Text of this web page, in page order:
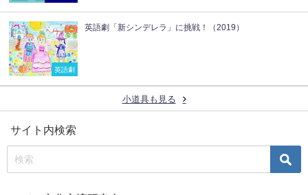
英語劇
英語劇「新シンデレラ」に挑戦！（2019）
小道具も見る
サイト内検索